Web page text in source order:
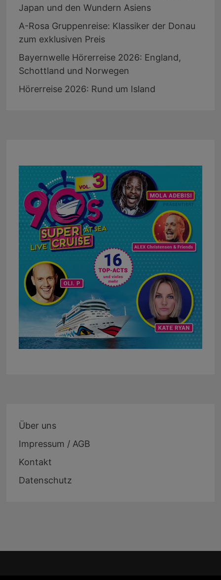
Japan und den Wundern Asiens
A-Rosa Gruppenreise: Klassiker der Donau
zum exklusiven Preis
Bayernwelle Hörerreise 2026: England,
Schottland und Norwegen
Hörerreise 2026: Rund um Island
Über uns
Impressum / AGB
Kontakt
Datenschutz